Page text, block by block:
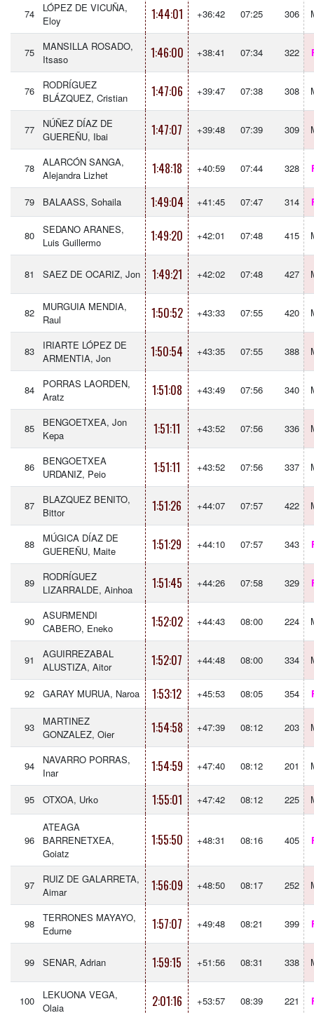
74
LÓPEZ DE VICUÑA,
Eloy
1:44:01 +36:42 07:25 306
75
MANSILLA ROSADO,
Itsaso
1:46:00 +38:41 07:34 322
76
RODRÍGUEZ
BLÁZQUEZ, Cristian
1:47:06 +39:47 07:38 308
77
NÚÑEZ DÍAZ DE
GUEREÑU, Ibai
1:47:07 +39:48 07:39 309
78
ALARCÓN SANGA,
Alejandra Lizhet
1:48:18 +40:59 07:44 328
79 BALAASS, Sohaila 1:49:04 +41:45 07:47 314
80
SEDANO ARANES,
Luis Guillermo
1:49:20 +42:01 07:48 415
81 SAEZ DE OCARIZ, Jon 1:49:21 +42:02 07:48 427
82
MURGUIA MENDIA,
Raul
1:50:52 +43:33 07:55 420
83
IRIARTE LÓPEZ DE
ARMENTIA, Jon
1:50:54 +43:35 07:55 388
84
PORRAS LAORDEN,
Aratz
1:51:08 +43:49 07:56 340
85
BENGOETXEA, Jon
Kepa
1:51:11 +43:52 07:56 336
86
BENGOETXEA
URDANIZ, Peio
1:51:11 +43:52 07:56 337
87
BLAZQUEZ BENITO,
Bittor
1:51:26 +44:07 07:57 422
88
MÚGICA DÍAZ DE
GUEREÑU, Maite
1:51:29 +44:10 07:57 343
89
RODRÍGUEZ
LIZARRALDE, Ainhoa
1:51:45 +44:26 07:58 329
90
ASURMENDI
CABERO, Eneko
1:52:02 +44:43 08:00 224
91
AGUIRREZABAL
ALUSTIZA, Aitor
1:52:07 +44:48 08:00 334
92 GARAY MURUA, Naroa 1:53:12 +45:53 08:05 354
93
MARTINEZ
GONZALEZ, Oier
1:54:58 +47:39 08:12 203
94
NAVARRO PORRAS,
Inar
1:54:59 +47:40 08:12 201
95 OTXOA, Urko 1:55:01 +47:42 08:12 225
96
ATEAGA
BARRENETXEA,
Goiatz
1:55:50 +48:31 08:16 405
97
RUIZ DE GALARRETA,
Aimar
1:56:09 +48:50 08:17 252
98
TERRONES MAYAYO,
Edurne
1:57:07 +49:48 08:21 399
99 SENAR, Adrian 1:59:15 +51:56 08:31 338
100
LEKUONA VEGA,
Olaia
2:01:16 +53:57 08:39 221